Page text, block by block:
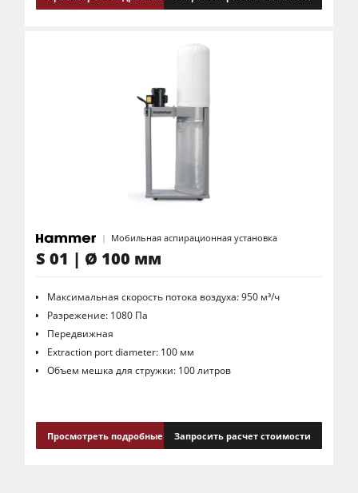
Мобильная аспирационная установка
S 01 | Ø 100 мм
Максимальная скорость потока воздуха: 950 м³/ч
Разрежение: 1080 Па
Передвижная
Extraction port diameter: 100 мм
Объем мешка для стружки: 100 литров
Просмотреть подробные сведенияЗапросить расчет стоимости